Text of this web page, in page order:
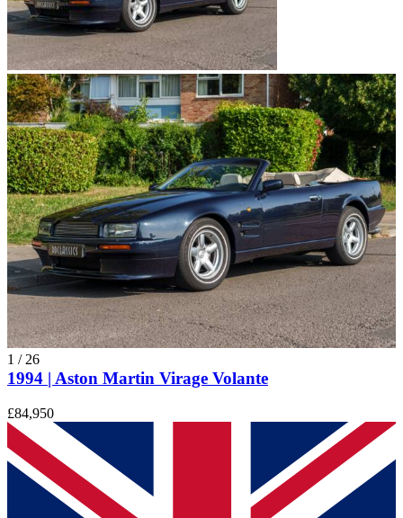
1 / 26
1994 | Aston Martin Virage Volante
£84,950